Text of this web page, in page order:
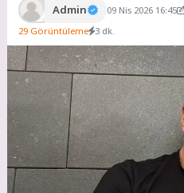
Admin 09 Nis 2026 16:45
29 Görüntüleme 3 dk.